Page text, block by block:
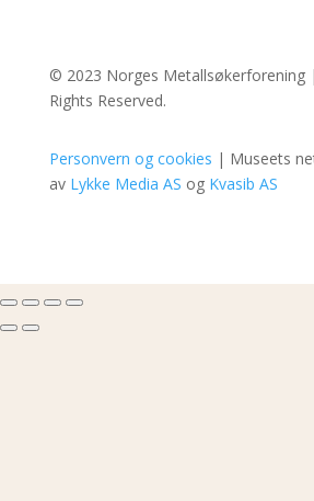
© 2023 Norges Metallsøkerforening
Rights Reserved.
Personvern og cookies | Museets
av Lykke Media AS og Kvasib AS